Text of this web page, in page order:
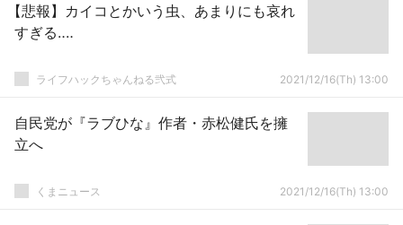
【悲報】カイコとかいう虫、あまりにも哀れ
すぎる‥‥
ライフハックちゃんねる弐式 2021/12/16(Th) 13:00
自民党が『ラブひな』作者・赤松健氏を擁
立へ
くまニュース 2021/12/16(Th) 13:00